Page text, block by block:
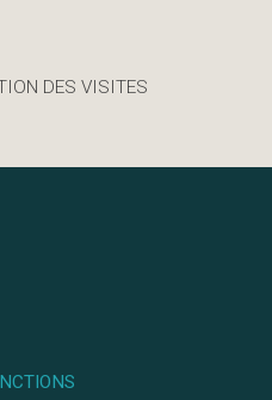
DES VISITES